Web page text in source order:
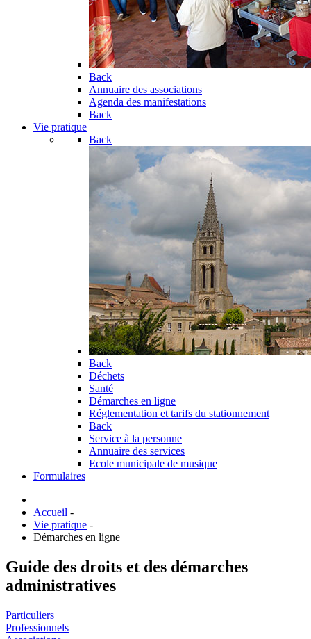
Back
Annuaire des associations
Agenda des manifestations
Back
Vie pratique
Back
Back
Déchets
Santé
Démarches en ligne
Réglementation et tarifs du stationnement
Back
Service à la personne
Annuaire des services
Ecole municipale de musique
Formulaires
Accueil -
Vie pratique -
Démarches en ligne
Guide des droits et des démarches
administratives
Particuliers
Professionnels